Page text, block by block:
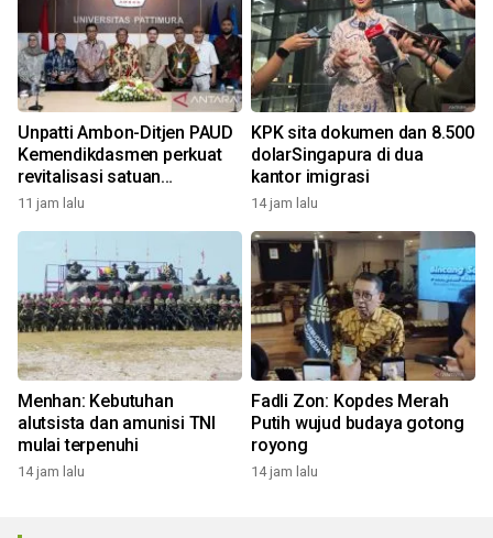
Unpatti Ambon-Ditjen PAUD
Kemendikdasmen perkuat
revitalisasi satuan
pendidikan
11 jam lalu
KPK sita dokumen dan 8.500
dolarSingapura di dua
kantor imigrasi
14 jam lalu
Menhan: Kebutuhan
alutsista dan amunisi TNI
mulai terpenuhi
14 jam lalu
Fadli Zon: Kopdes Merah
Putih wujud budaya gotong
royong
14 jam lalu